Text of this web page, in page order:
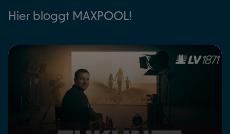
Hier bloggt MAXPOOL!